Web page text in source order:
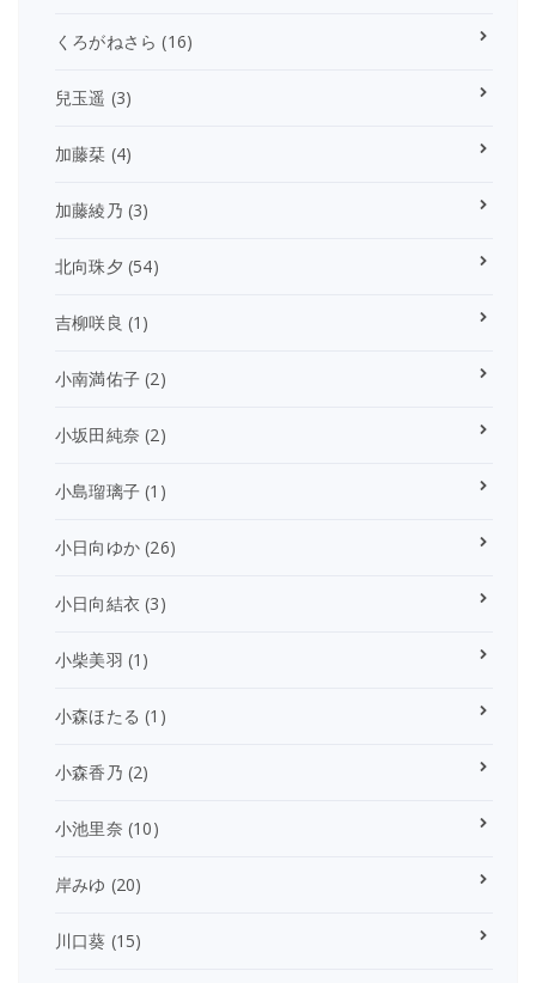
くろがねさら (16)
兒玉遥 (3)
加藤栞 (4)
加藤綾乃 (3)
北向珠夕 (54)
吉柳咲良 (1)
小南満佑子 (2)
小坂田純奈 (2)
小島瑠璃子 (1)
小日向ゆか (26)
小日向結衣 (3)
小柴美羽 (1)
小森ほたる (1)
小森香乃 (2)
小池里奈 (10)
岸みゆ (20)
川口葵 (15)